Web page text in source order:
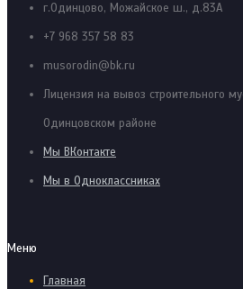
г.Одинцово, Можайское ш., д.83А
+7 968 357 58 83
musorodin@bk.ru
Лицензия на вывоз строительного
Одинцовском районе
Мы ВКонтакте
Мы в Одноклассниках
Меню
Главная